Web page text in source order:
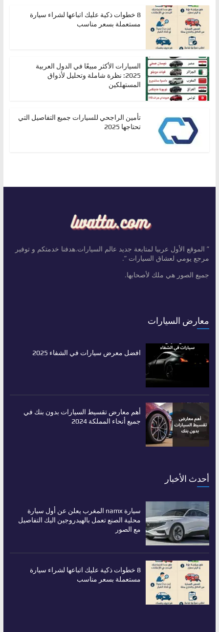
8 خطوات ذكية عليك اتباعها لشراء سيارة
مستعملة بسعر مناسب
السيارات الأكثر مبيعًا في الدول العربية
2025: نظرة شاملة وتحليل لأذواق
المستهلكين
تأمين الراجحي للسيارات جميع التفاصيل التي
تحتاجها 2025
” الموقع الأول عربيا لمتابعة جديد عالم السيارات.هدفنا خدمتكم و توفير
مرجع يومي لعشاق السيارات “.
جميع الصور هي ملك لأصحابها.
معارض السيارات
افضل معرض سيارات في الشفاء 2025
أهم معارض تقسيط السيارات بدون بنك في
جميع أنحاء المملكة 2024
أحدث الأخبار
سيارة namx المغرب يعلن عن أول سيارة
محلية الصنع تعمل بالهيدروجين اليك التفاصيل
مع الصور
8 خطوات ذكية عليك اتباعها لشراء سيارة
مستعملة بسعر مناسب